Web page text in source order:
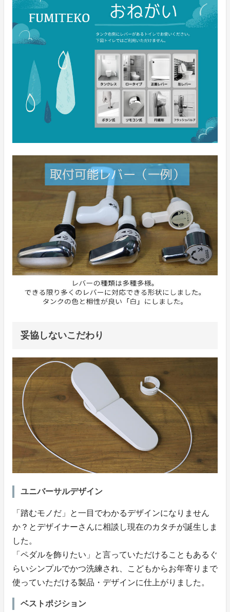
妥協しないこだわり
ユニバーサルデザイン
「踏むモノだ」と一目でわかるデザインになりません
か？とデザイナーさんに相談し現在のカタチが誕生しま
した。
「ペダルを飾りたい」と言っていただけることもあるぐ
らいシンプルでかつ洗練され、こどもからお年寄りまで
使っていただける製品・デザインに仕上がりました。
ベストポジション